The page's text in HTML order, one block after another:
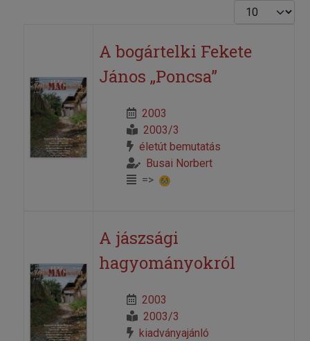
Tételek #
A bogártelki Fekete
János „Poncsa”
2003
2003/3
életút bemutatás
Busai Norbert
=>
A jászsági
hagyományokról
2003
2003/3
kiadványajánló